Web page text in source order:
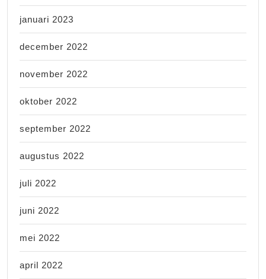
januari 2023
december 2022
november 2022
oktober 2022
september 2022
augustus 2022
juli 2022
juni 2022
mei 2022
april 2022